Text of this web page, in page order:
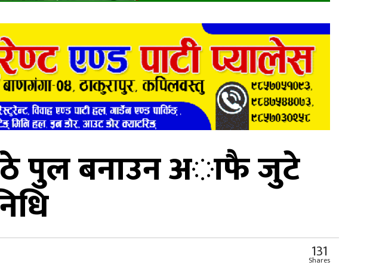
पुल बनाउन अाफै जुटे
131
Shares